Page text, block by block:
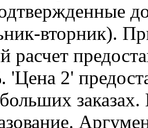
вторник).
расчет
'Цена 2'